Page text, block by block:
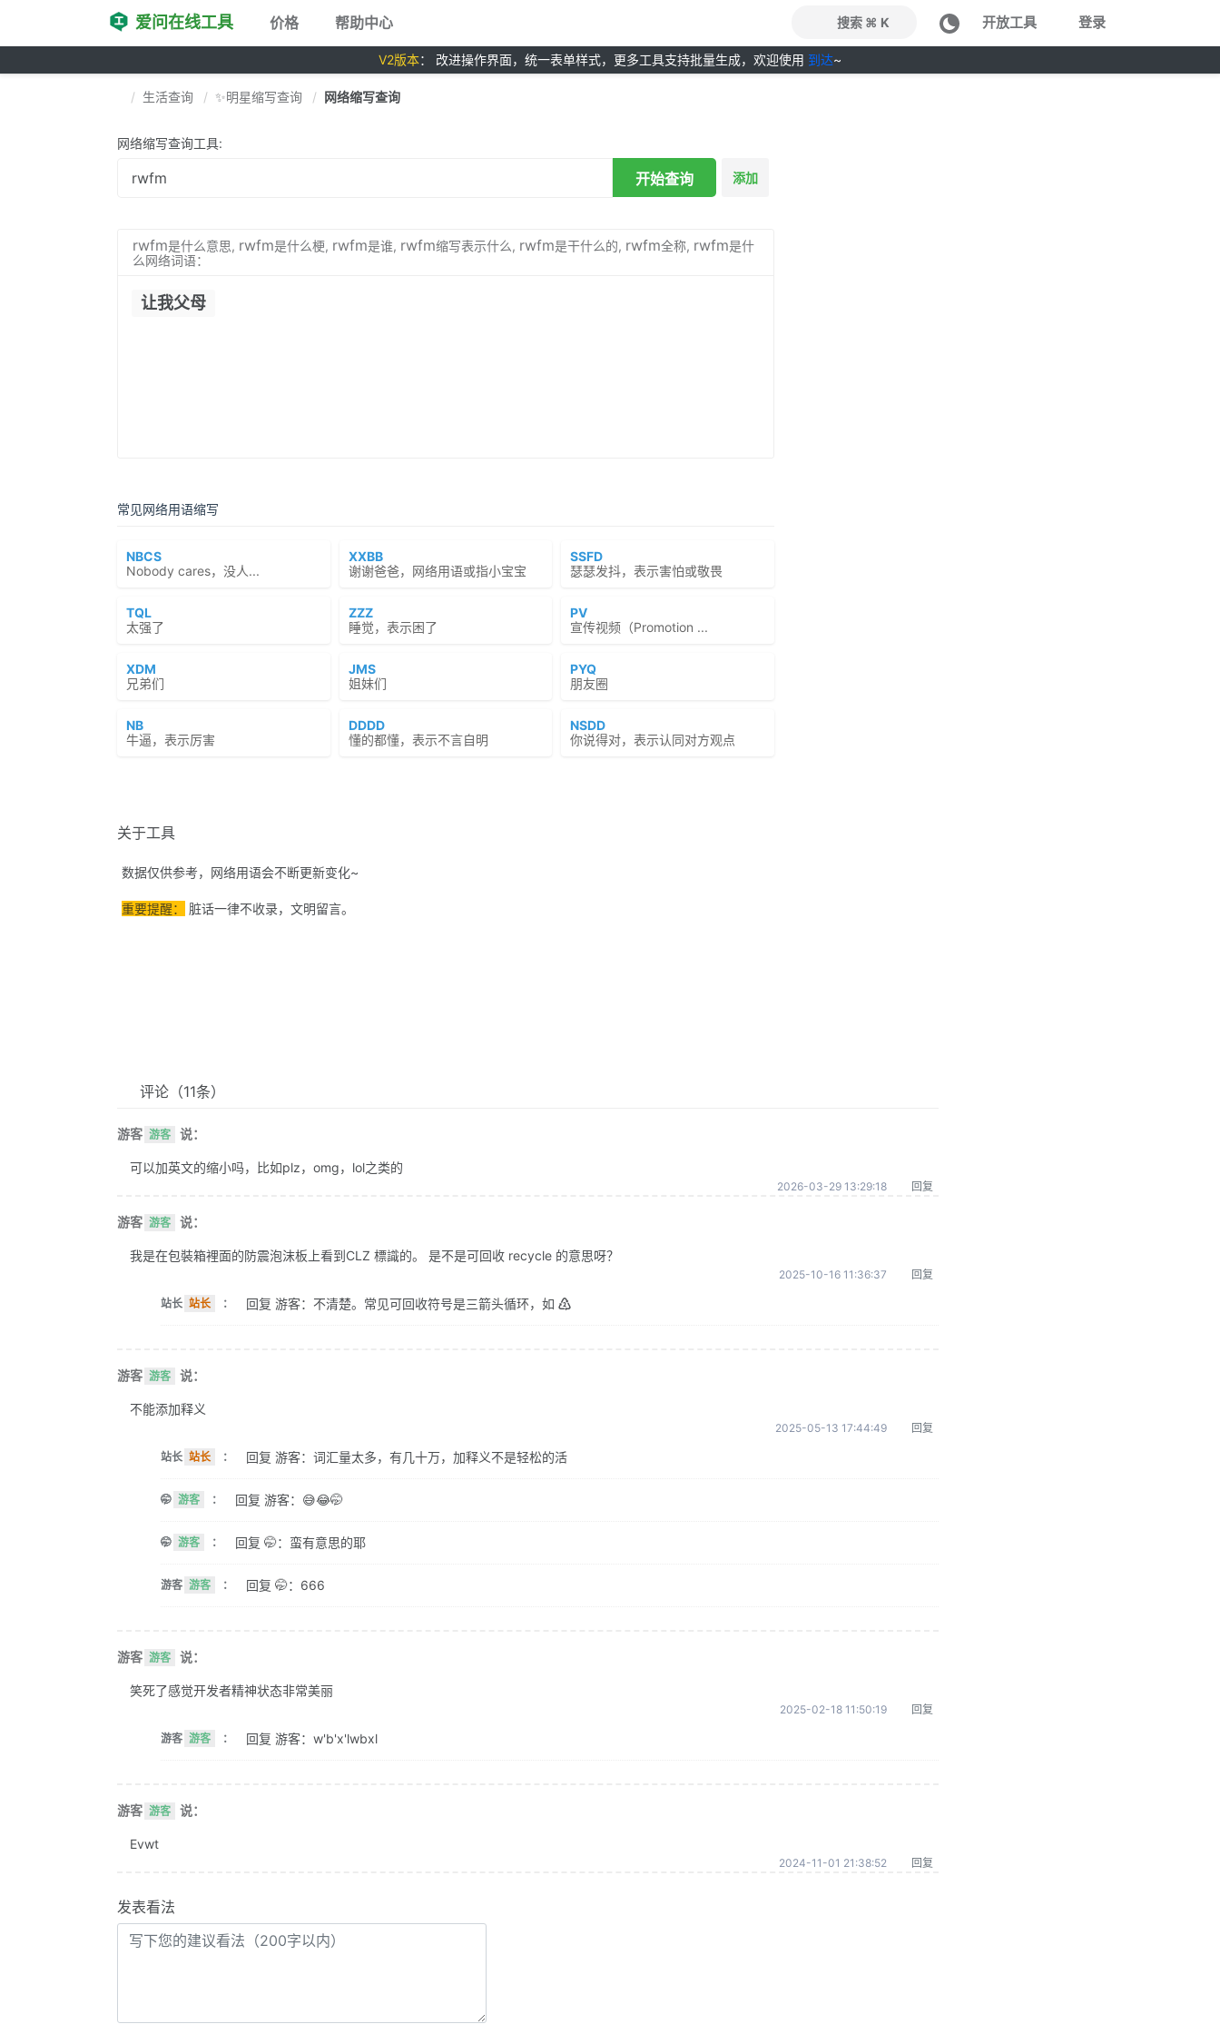
爱问在线工具 价格 帮助中心 搜索 ⌘ K 开放工具 登录
V2版本： 改进操作界面，统一表单样式，更多工具支持批量生成，欢迎使用 到达~
生活查询 ✨明星缩写查询 网络缩写查询
网络缩写查询工具:
开始查询 添加
rwfm是什么意思, rwfm是什么梗, rwfm是谁, rwfm缩写表示什么, rwfm是干什么的, rwfm全称, rwfm是什
么网络词语：
让我父母
常见网络用语缩写
NBCS
Nobody cares，没人...
XXBB
谢谢爸爸，网络用语或指小宝宝
SSFD
瑟瑟发抖，表示害怕或敬畏
TQL
太强了
ZZZ
睡觉，表示困了
PV
宣传视频（Promotion ...
XDM
兄弟们
JMS
姐妹们
PYQ
朋友圈
NB
牛逼，表示厉害
DDDD
懂的都懂，表示不言自明
NSDD
你说得对，表示认同对方观点
关于工具
数据仅供参考，网络用语会不断更新变化~
重要提醒： 脏话一律不收录，文明留言。
评论 （11条）
游客 游客 说：
可以加英文的缩小吗，比如plz，omg，lol之类的
2026-03-29 13:29:18 回复
游客 游客 说：
我是在包裝箱裡面的防震泡沫板上看到CLZ 標識的。 是不是可回收 recycle 的意思呀？
2025-10-16 11:36:37 回复
站长 站长 ： 回复 游客：不清楚。常见可回收符号是三箭头循环，如 ♴
游客 游客 说：
不能添加释义
2025-05-13 17:44:49 回复
站长 站长 ： 回复 游客：词汇量太多，有几十万，加释义不是轻松的活
🤭 游客 ： 回复 游客：😅😂🤭
🤭 游客 ： 回复 🤭：蛮有意思的耶
游客 游客 ： 回复 🤭：666
游客 游客 说：
笑死了感觉开发者精神状态非常美丽
2025-02-18 11:50:19 回复
游客 游客 ： 回复 游客：w'b'x'lwbxl
游客 游客 说：
Evwt
2024-11-01 21:38:52 回复
发表看法